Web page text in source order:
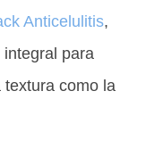
Anticelulitis,
para
como la